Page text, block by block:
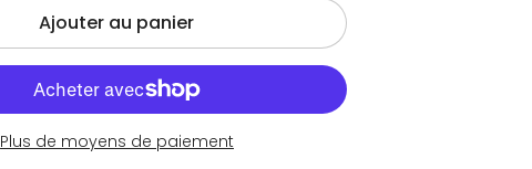
Ajouter au panier
Plus de moyens de paiement